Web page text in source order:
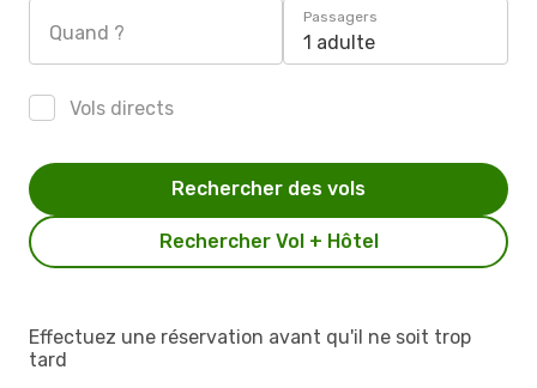
Quand ?
Passagers
1 adulte
Vols directs
Rechercher Vol + Hôtel
Rechercher des vols
Effectuez une réservation avant qu'il ne soit trop
tard